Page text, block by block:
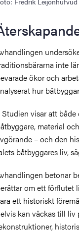
inte
ökor och
hur
Studien visar att
material
– och den
båtbyggares liv,
betonar
om ett förflutet
ett historiskt
kan väckas till liv